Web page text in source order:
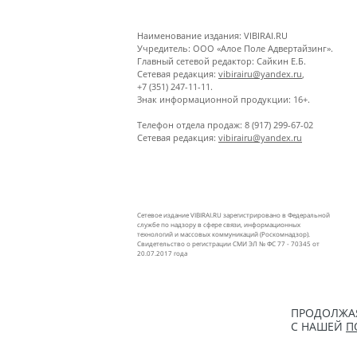
Наименование издания: VIBIRAI.RU
Учредитель: ООО «Алое Поле Адвертайзинг».
Главный сетевой редактор: Сайкин Е.Б.
Сетевая редакция: vibirairu@yandex.ru
+7 (351) 247-11-11.
Знак информационной продукции: 16+.
Телефон отдела продаж: 8 (917) 299-67-02
Сетевая редакция: vibirairu@yandex.ru
Сетевое издание VIBIRAI.RU зарегистрировано в Федеральной
службе по надзору в сфере связи, информационных
технологий и массовых коммуникаций (Роскомнадзор).
Свидетельство о регистрации СМИ ЭЛ № ФС 77 - 70345 от
20.07.2017 года
С НАШЕЙ